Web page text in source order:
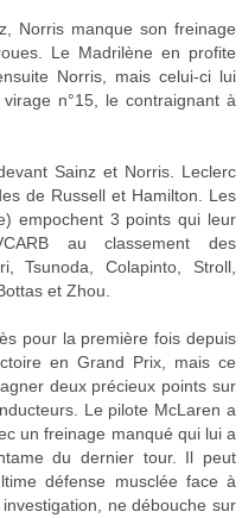
Norris manque son freinage
Le Madrilène en profite
Norris, mais celui-ci lui
n°15, le contraignant à
Sainz et Norris. Leclerc
de Russell et Hamilton. Les
empochent 3 points qui leur
au classement des
Tsunoda, Colapinto, Stroll,
et Zhou.
pour la première fois depuis
en Grand Prix, mais ce
deux précieux points sur
Le pilote McLaren a
un freinage manqué qui lui a
du dernier tour. Il peut
défense musclée face à
ne débouche sur